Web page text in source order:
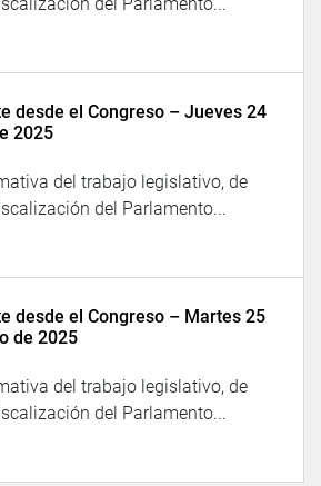
desde el Congreso – Jueves 24
2025
del trabajo legislativo, de
del Parlamento...
desde el Congreso – Martes 25
de 2025
del trabajo legislativo, de
del Parlamento...